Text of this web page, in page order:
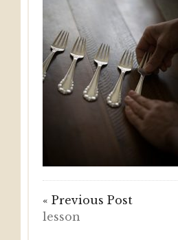
« Previous Post
lesson